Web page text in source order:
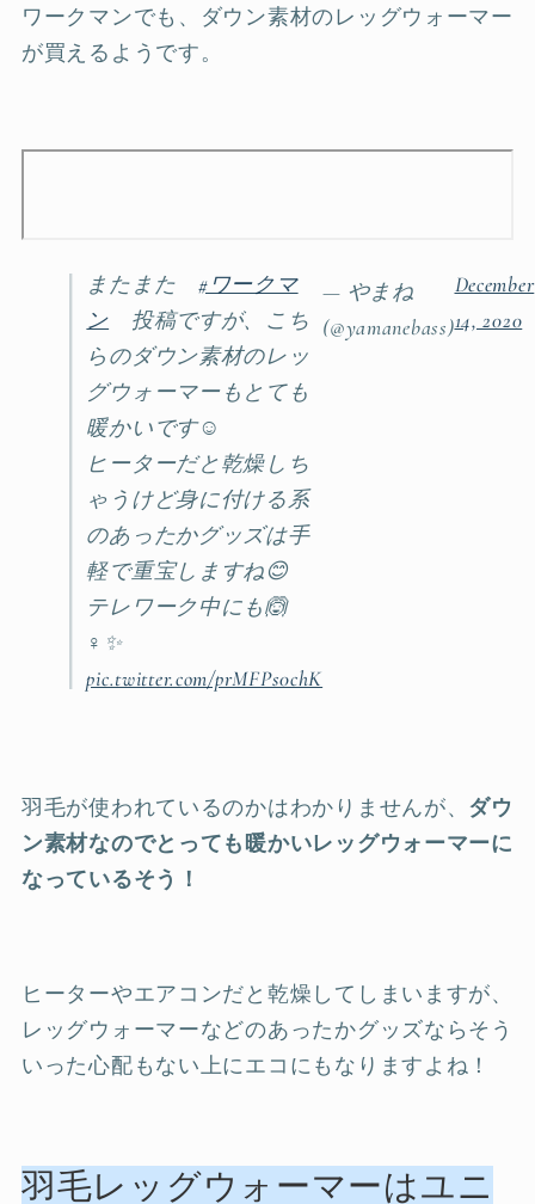
ワークマンでも、ダウン素材のレッグウォーマー
が買えるようです。
またまた #ワークマ
ン 投稿ですが、こち
らのダウン素材のレッ
グウォーマーもとても
暖かいです☺️
ヒーターだと乾燥しち
ゃうけど身に付ける系
のあったかグッズは手
軽で重宝しますね😊
テレワーク中にも🙆
♀️✨
pic.twitter.com/prMFPs0chK
— やまね
(@yamanebass)
December
14, 2020
羽毛が使われているのかはわかりませんが、 ダウ
ン素材なのでとっても暖かいレッグウォーマーに
なっているそう！
ヒーターやエアコンだと乾燥してしまいますが、
レッグウォーマーなどのあったかグッズならそう
いった心配もない上にエコにもなりますよね！
羽毛レッグウォーマーはユニ